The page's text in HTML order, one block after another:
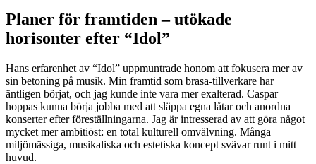
Planer för framtiden – utökade
horisonter efter “Idol”
Hans erfarenhet av “Idol” uppmuntrade honom att fokusera mer av
sin betoning på musik. Min framtid som brasa-tillverkare har
äntligen börjat, och jag kunde inte vara mer exalterad. Caspar
hoppas kunna börja jobba med att släppa egna låtar och anordna
konserter efter föreställningarna. Jag är intresserad av att göra något
mycket mer ambitiöst: en total kulturell omvälvning. Många
miljömässiga, musikaliska och estetiska koncept svävar runt i mitt
huvud.